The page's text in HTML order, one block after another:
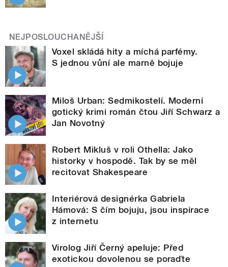
NEJPOSLOUCHANĚJŠÍ
Voxel skládá hity a míchá parfémy.
S jednou vůní ale marně bojuje
Miloš Urban: Sedmikostelí. Moderní
gotický krimi román čtou Jiří Schwarz a
Jan Novotný
Robert Mikluš v roli Othella: Jako
historky v hospodě. Tak by se měl
recitovat Shakespeare
Interiérová designérka Gabriela
Hámová: S čím bojuju, jsou inspirace
z internetu
Virolog Jiří Černý apeluje: Před
exotickou dovolenou se poraďte